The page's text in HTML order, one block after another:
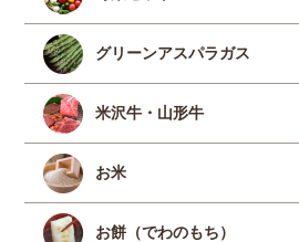
グリーンアスパラガス
米沢牛・山形牛
お米
お餅（でわのもち）